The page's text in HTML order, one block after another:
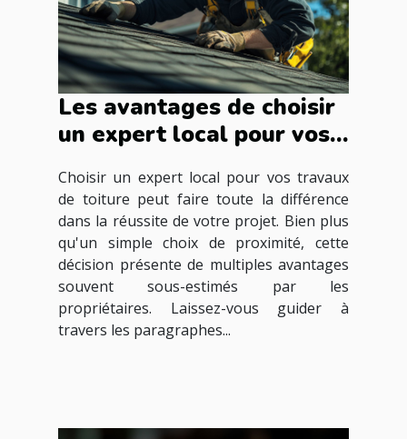
Les avantages de choisir
un expert local pour vos
Choisir un expert local pour vos travaux
de toiture peut faire toute la différence
dans la réussite de votre projet. Bien plus
qu'un simple choix de proximité, cette
décision présente de multiples avantages
souvent sous-estimés par les
propriétaires. Laissez-vous guider à
travers les paragraphes...